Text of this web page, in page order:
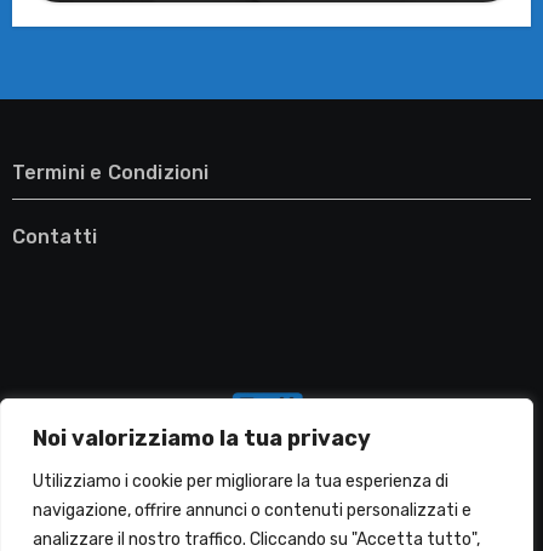
Noi valorizziamo la tua privacy
Utilizziamo i cookie per migliorare la tua esperienza di
navigazione, offrire annunci o contenuti personalizzati e
analizzare il nostro traffico. Cliccando su "Accetta tutto",
Termini e Condizioni
Contatti